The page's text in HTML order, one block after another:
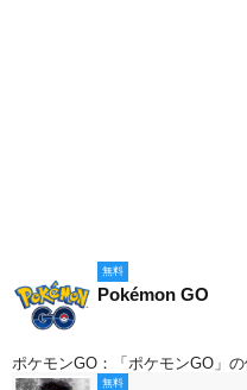
無料
Pokémon GO
ポケモンGO：「ポケモンGO」
無料